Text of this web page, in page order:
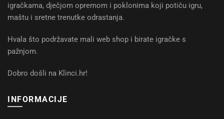
igračkama, dječjom opremom i poklonima koji potiču igru,
maštu i sretne trenutke odrastanja.
Hvala što podržavate mali web shop i birate igračke s
pažnjom.
Dobro došli na Klinci.hr!
INFORMACIJE